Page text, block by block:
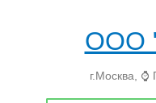
ООО
г.Москва,